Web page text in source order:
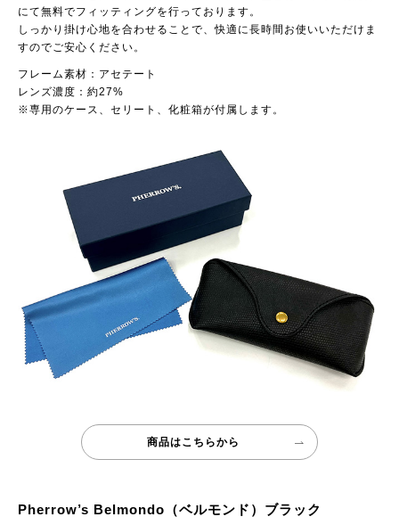
にて無料でフィッティングを行っております。
しっかり掛け心地を合わせることで、快適に長時間お使いいただけま
すのでご安心ください。
フレーム素材：アセテート
レンズ濃度：約27%
※専用のケース、セリート、化粧箱が付属します。
商品はこちらから
Pherrow’s Belmondo（ベルモンド）ブラック